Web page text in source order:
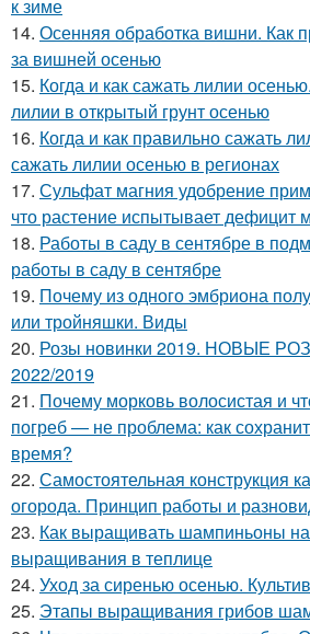
к зиме
14. Осенняя обработка вишни. Как
за вишней осенью
15. Когда и как сажать лилии
лилии в открытый грунт осенью
16. Когда и как правильно сажать
сажать лилии осенью в регионах
17. Сульфат магния удобрение
что растение испытывает дефицит
18. Работы в саду в сентябре в
работы в саду в сентябре
19. Почему из одного эмбриона
или тройняшки. Виды
20. Розы новинки 2019. НОВЫЕ
2022/2019
21. Почему морковь волосистая и
погреб — не проблема: как
время?
22. Самостоятельная конструкция
огорода. Принцип работы и
23. Как выращивать шампиньоны
выращивания в теплице
24. Уход за сиренью осенью.
25. Этапы выращивания грибов